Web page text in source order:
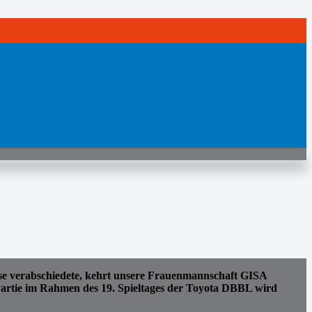
kehrt unsere Frauenmannschaft GISA
im Rahmen des 19. Spieltages der Toyota DBBL wird